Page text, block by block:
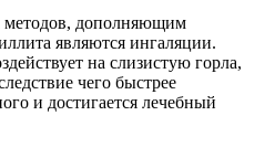
методов, дополняющим
являются ингаляции.
на слизистую горла,
чего быстрее
и достигается лечебный